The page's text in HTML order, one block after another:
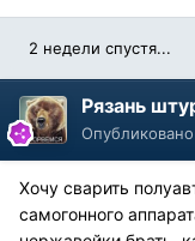
2 недели спустя...
Рязань
Опубликовано
Хочу сварить
самогонного